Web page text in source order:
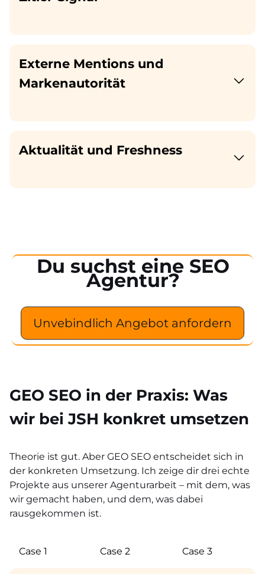
Externe Mentions und
Markenautorität
Aktualität und Freshness
Du suchst eine SEO
Agentur?
Unvebindlich Angebot anfordern
GEO SEO in der Praxis: Was
wir bei JSH konkret umsetzen
Theorie ist gut. Aber GEO SEO entscheidet sich in
der konkreten Umsetzung. Ich zeige dir drei echte
Projekte aus unserer Agenturarbeit – mit dem, was
wir gemacht haben, und dem, was dabei
rausgekommen ist.
Case 1 Case 2 Case 3